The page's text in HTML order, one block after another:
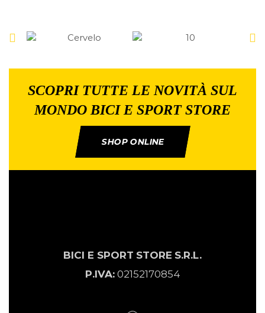
SCOPRI TUTTE LE NOVITÀ SUL
MONDO BICI E SPORT STORE
SHOP ONLINE
BICI E SPORT STORE S.R.L.
P.IVA:02152170854